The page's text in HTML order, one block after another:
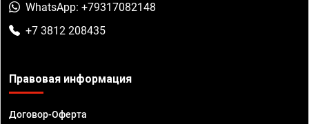
WhatsApp: +79317082148
+7 3812 208435
Правовая информация
Договор-Оферта